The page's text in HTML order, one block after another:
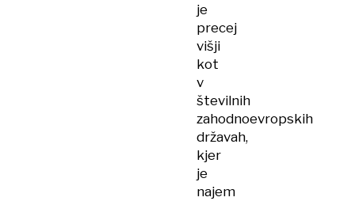
je
precej
višji
kot
v
številnih
zahodnoevropskih
državah,
kjer
je
najem